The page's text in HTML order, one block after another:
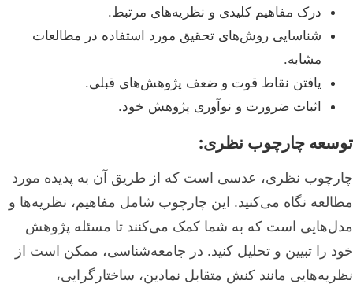
درک مفاهیم کلیدی و نظریه‌های مرتبط.
شناسایی روش‌های تحقیق مورد استفاده در مطالعات
مشابه.
یافتن نقاط قوت و ضعف پژوهش‌های قبلی.
اثبات ضرورت و نوآوری پژوهش خود.
توسعه چارچوب نظری:
چارچوب نظری، عدسی است که از طریق آن به پدیده مورد
مطالعه نگاه می‌کنید. این چارچوب شامل مفاهیم، نظریه‌ها و
مدل‌هایی است که به شما کمک می‌کنند تا مسئله پژوهش
خود را تبیین و تحلیل کنید. در جامعه‌شناسی، ممکن است از
نظریه‌هایی مانند کنش متقابل نمادین، ساختارگرایی،